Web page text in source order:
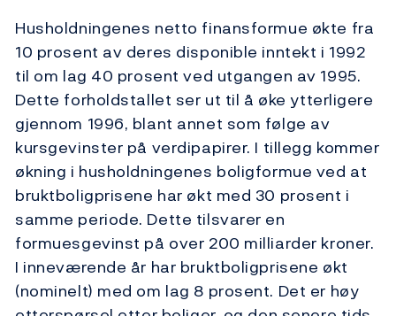
Husholdningenes netto finansformue økte fra
10 prosent av deres disponible inntekt i 1992
til om lag 40 prosent ved utgangen av 1995.
Dette forholdstallet ser ut til å øke ytterligere
gjennom 1996, blant annet som følge av
kursgevinster på verdipapirer. I tillegg kommer
økning i husholdningenes boligformue ved at
bruktboligprisene har økt med 30 prosent i
samme periode. Dette tilsvarer en
formuesgevinst på over 200 milliarder kroner.
I inneværende år har bruktboligprisene økt
(nominelt) med om lag 8 prosent. Det er høy